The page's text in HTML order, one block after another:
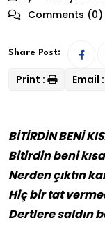
Comments (0)
Share Post:
Print : Email :
BİTİRDİN BENİ
Bitirdin beni
Nerden çıktın
Hiç bir tat
Dertlere saldın